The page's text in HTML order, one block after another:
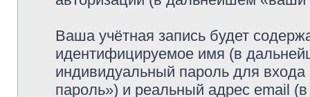
Ваша учётная запись будет
идентифицируемое имя (в
индивидуальный пароль для
пароль») и реальный адрес email